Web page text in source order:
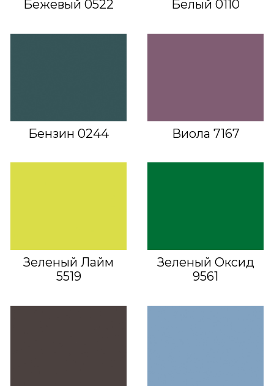
Бежевый 0522 Белый 0110
Бензин 0244 Виола 7167
Зеленый Лайм
5519
Зеленый Оксид
9561